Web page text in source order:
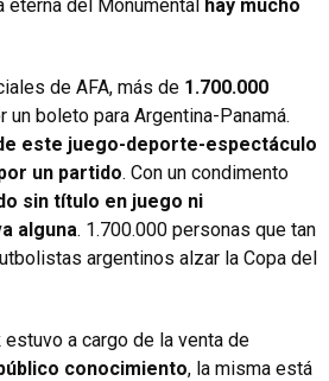
del Monumental hay mucho
de AFA, más de 1.700.000
un boleto para Argentina-Panamá.
este juego-deporte-espectáculo
un partido. Con un condimento
sin título en juego ni
alguna. 1.700.000 personas que tan
argentinos alzar la Copa del
estuvo a cargo de la venta de
conocimiento, la misma está